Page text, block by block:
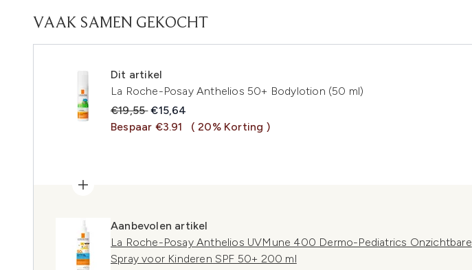
VAAK SAMEN GEKOCHT
Dit artikel
La Roche-Posay Anthelios 50+ Bodylotion (50 ml)
Recommended Retail Price:
€19,55Huidige prijs:
€15,64
Bespaar €3.91
( 20% Korting )
Aanbevolen artikel
La Roche-Posay Anthelios UVMune 400 Dermo-Pediatrics Onzichtbare
Spray voor Kinderen SPF 50+ 200 ml